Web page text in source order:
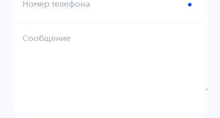
Номер телефона
Сообщение